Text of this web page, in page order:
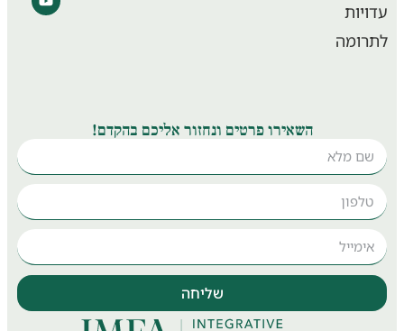
השאירו פרטים ונחזור אליכם בהקדם!
שליחה